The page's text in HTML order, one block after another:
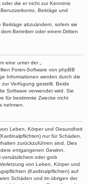
die er nicht zur Kenntnis
Beiträge und
abzuändern, sofern sie
Betreiber oder einem Dritten
eine unter der „
Foren-Software von phpBB
Informationen werden durch die
Verfügung gestellt. Beide
Software verwendet wird. Sie
für bestimmte Zwecke nicht
nehmen.
Leben, Körper und Gesundheit
nur für Schäden,
zurückzuführen sind. Dies
entgangenen Gewinn.
oder grob
von Leben, Körper und
(Kardinalpflichten) auf
Schäden und im übrigen der